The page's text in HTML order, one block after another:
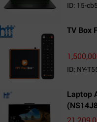
ID: 15-
TV Box
ID: NY-
Laptop